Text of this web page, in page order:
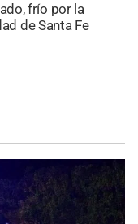
frío por la
de Santa Fe